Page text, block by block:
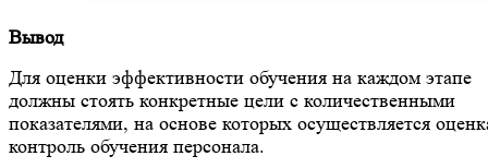
Вывод
Для оценки эффективности обучения на каждом этапе
должны стоять конкретные цели с количественными
показателями, на основе которых осуществляется
контроль обучения персонала.